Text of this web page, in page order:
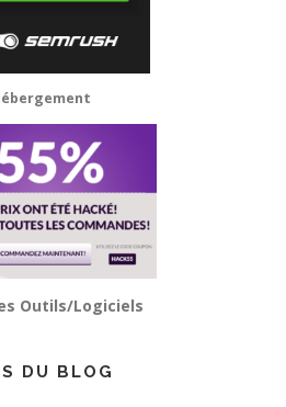
Outils/Logiciels
DU BLOG